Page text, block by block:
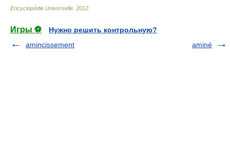
Encyclopédie Universelle 2012
Игры ⚽
Нужно решить контрольную?
amincissement
aminé